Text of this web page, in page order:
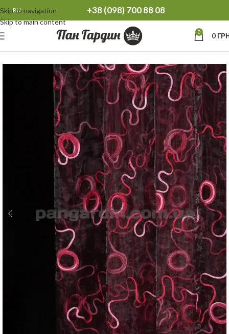
Skip to navigation
Skip to main content
RU +38 (098) 700 88 08
0 0
Главная Тюль органза